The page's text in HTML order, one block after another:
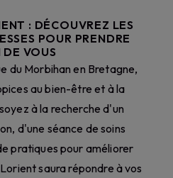
: DÉCOUVREZ LES
POUR PRENDRE
DE VOUS
du Morbihan en Bretagne,
au bien-être et à la
à la recherche d'un
d'une séance de soins
pratiques pour améliorer
saura répondre à vos